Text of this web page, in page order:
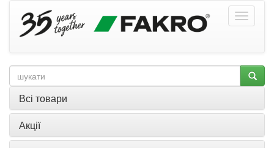
Всі товари
Акції